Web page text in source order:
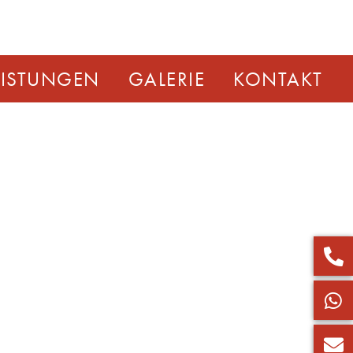
GALERIE KONTAKT